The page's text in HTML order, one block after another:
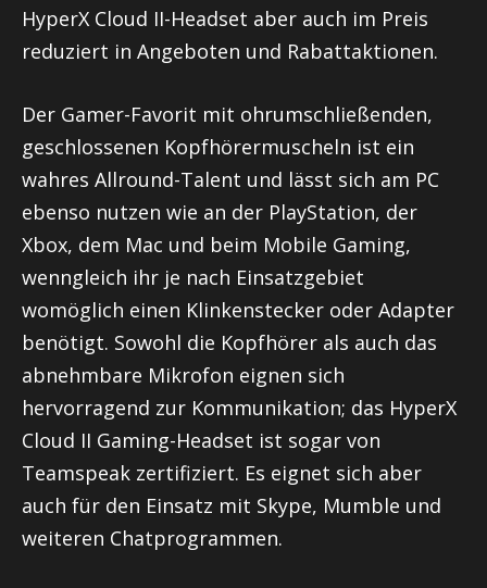
HyperX Cloud II-Headset aber auch im Preis
reduziert in Angeboten und Rabattaktionen.
Der Gamer-Favorit mit ohrumschließenden,
geschlossenen Kopfhörermuscheln ist ein
wahres Allround-Talent und lässt sich am PC
ebenso nutzen wie an der PlayStation, der
Xbox, dem Mac und beim Mobile Gaming,
wenngleich ihr je nach Einsatzgebiet
womöglich einen Klinkenstecker oder Adapter
benötigt. Sowohl die Kopfhörer als auch das
abnehmbare Mikrofon eignen sich
hervorragend zur Kommunikation; das HyperX
Cloud II Gaming-Headset ist sogar von
Teamspeak zertifiziert. Es eignet sich aber
auch für den Einsatz mit Skype, Mumble und
weiteren Chatprogrammen.